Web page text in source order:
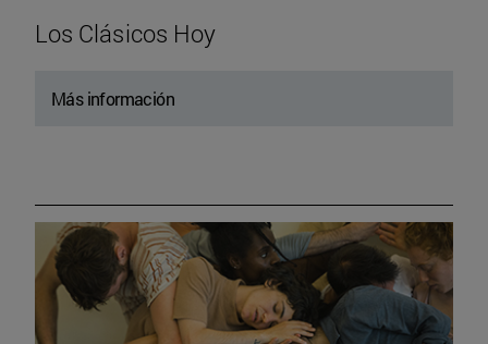
Los Clásicos Hoy
Más información